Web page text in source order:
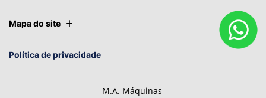
Mapa do site
Política de privacidade
M.A. Máquinas